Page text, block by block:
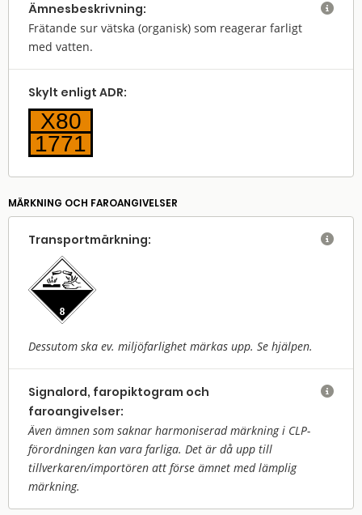
Ämnes­beskrivning:
Frätande sur vätska (organisk) som reagerar farligt
med vatten.

Skylt enligt ADR:
X80
1771
MÄRKNING OCH FAROANGIVELSER
Transport­märkning:
Dessutom ska ev. miljöfarlighet märkas upp. Se hjälpen.

Signalord, faropiktogram och
faroangivelser:
Även ämnen som saknar harmoniserad märkning i CLP-
förordningen kan vara farliga. Det är då upp till
tillverkaren/importören att förse ämnet med lämplig
märkning.
